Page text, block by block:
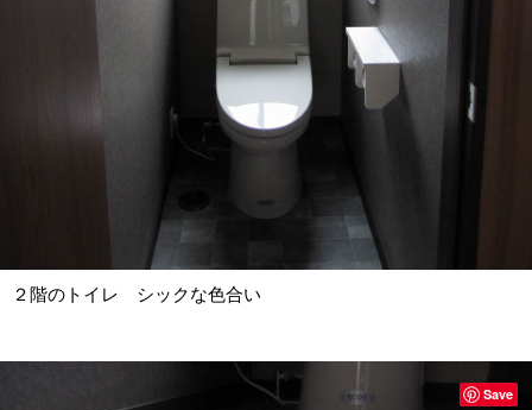
２階のトイレ シックな色合い
Save